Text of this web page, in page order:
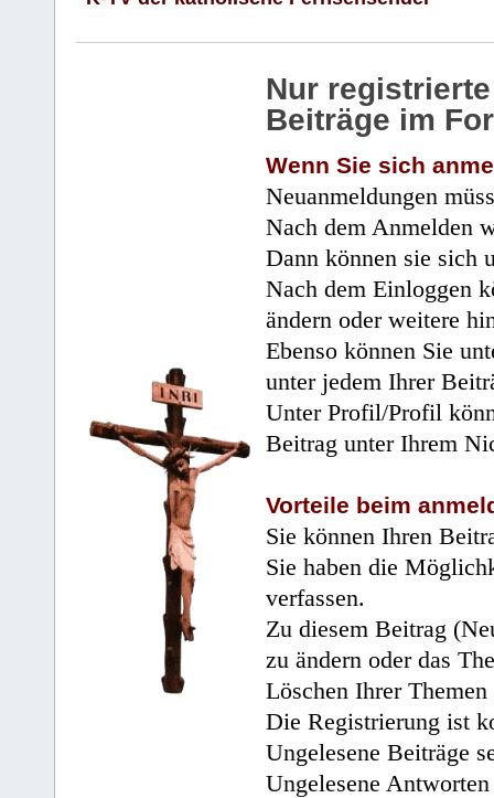
Nur
Beiträge im
Wenn Sie sich
Neuanmeldungen
Nach dem Anmelden
Dann können sie sich
Nach dem Einloggen
ändern oder weitere
Ebenso können Sie
unter jedem Ihrer
Unter Profil/Profil
Beitrag unter Ihrem
Vorteile beim
Sie können Ihren
Sie haben die
verfassen.
Zu diesem Beitrag
zu ändern oder das
Löschen Ihrer
Die Registrierung ist
Ungelesene Beiträge
Ungelesene